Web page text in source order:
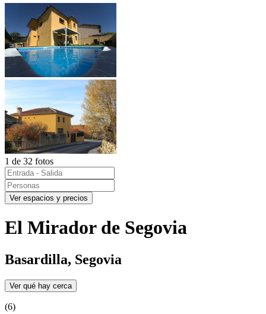
1 de 32 fotos
Ver espacios y precios
El Mirador de Segovia
Basardilla, Segovia
Ver qué hay cerca
(6)